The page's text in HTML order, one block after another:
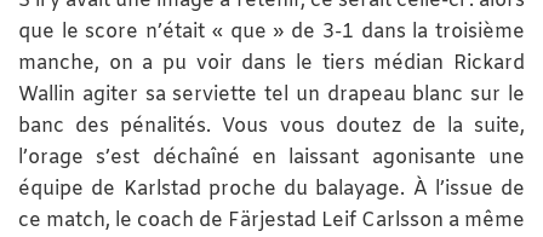
que le score n’était « que » de 3-1 dans la troisième
manche, on a pu voir dans le tiers médian Rickard
Wallin agiter sa serviette tel un drapeau blanc sur le
banc des pénalités. Vous vous doutez de la suite,
l’orage s’est déchaîné en laissant agonisante une
équipe de Karlstad proche du balayage. À l’issue de
ce match, le coach de Färjestad Leif Carlsson a même